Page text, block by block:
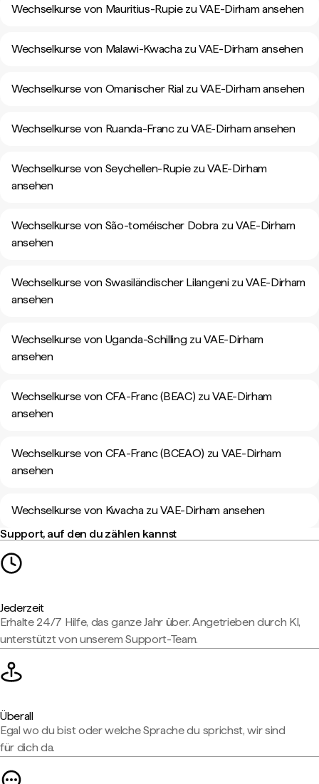
Wechselkurse von Mauritius-Rupie zu VAE-Dirham ansehen
Wechselkurse von Malawi-Kwacha zu VAE-Dirham ansehen
Wechselkurse von Omanischer Rial zu VAE-Dirham ansehen
Wechselkurse von Ruanda-Franc zu VAE-Dirham ansehen
Wechselkurse von Seychellen-Rupie zu VAE-Dirham
ansehen
Wechselkurse von São-toméischer Dobra zu VAE-Dirham
ansehen
Wechselkurse von Swasiländischer Lilangeni zu VAE-Dirham
ansehen
Wechselkurse von Uganda-Schilling zu VAE-Dirham
ansehen
Wechselkurse von CFA-Franc (BEAC) zu VAE-Dirham
ansehen
Wechselkurse von CFA-Franc (BCEAO) zu VAE-Dirham
ansehen
Wechselkurse von Kwacha zu VAE-Dirham ansehen
Support, auf den du zählen kannst
Jederzeit
Erhalte 24/7 Hilfe, das ganze Jahr über. Angetrieben durch KI,
unterstützt von unserem Support-Team.
Überall
Egal wo du bist oder welche Sprache du sprichst, wir sind
für dich da.